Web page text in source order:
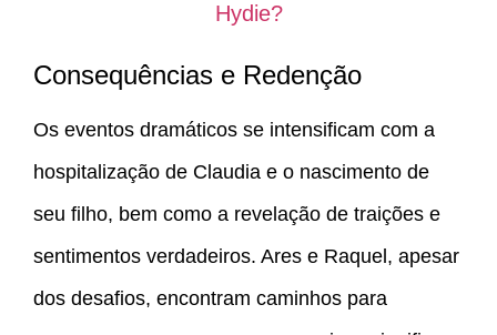
Hydie?
Consequências e Redenção
Os eventos dramáticos se intensificam com a
hospitalização de Claudia e o nascimento de
seu filho, bem como a revelação de traições e
sentimentos verdadeiros. Ares e Raquel, apesar
dos desafios, encontram caminhos para